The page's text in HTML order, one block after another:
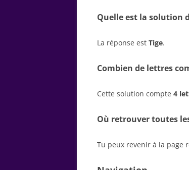
Quelle est la solution
La réponse est Tige.
Combien de lettres
Cette solution compte 4
Où retrouver toutes
Tu peux revenir à la page